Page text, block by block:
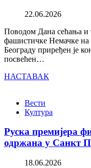
22.06.2026
Поводом Дана сећања и
фашистичке Немачке на
Београду приређен је
посвећен…
НАСТАВАК
Вести
Култура
Руска премијера
одржана у Санкт
18.06.2026